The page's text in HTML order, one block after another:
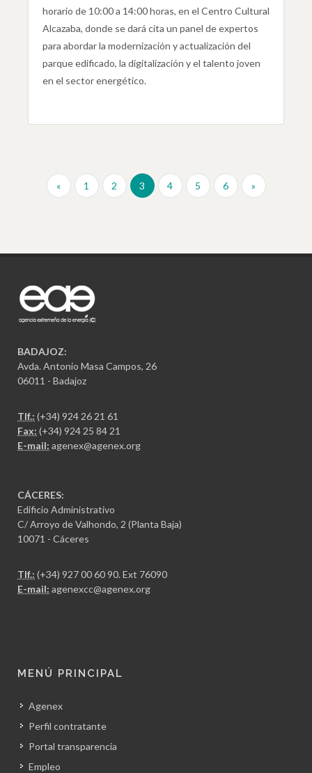
horario de 10:00 a 14:00 horas, en el Centro Cultural
Alcazaba, donde se dará cita un panel de expertos
para abordar la modernización y actualización del
parque edificado, la digitalización y el talento joven
en el sector energético.
« 1 2 3 4 5 6 »
BADAJOZ:
Avda. Antonio Masa Campos, 26
06011 - Badajoz
Tlf.: (+34) 924 26 21 61
Fax: (+34) 924 25 84 21
E-mail: agenex@agenex.org
CÁCERES:
Edificio Administrativo
C/ Arroyo de Valhondo, 2 (Planta Baja)
10071 - Cáceres
Tlf.: (+34) 927 00 60 90. Ext 76090
E-mail: agenexcc@agenex.org
MENÚ PRINCIPAL
Agenex
Perfil contratante
Portal transparencia
Empleo